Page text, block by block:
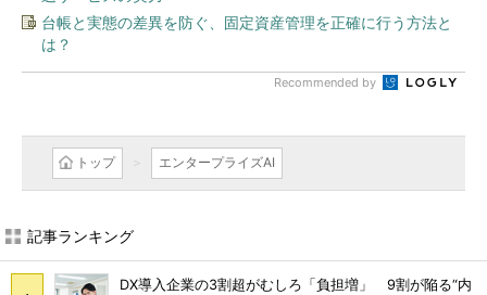
台帳と実態の差異を防ぐ、固定資産管理を正確に行う方法と
は？
Recommended by
トップ エンタープライズAI
記事ランキング
DX導入企業の3割超がむしろ「負担増」 9割が陥る“内